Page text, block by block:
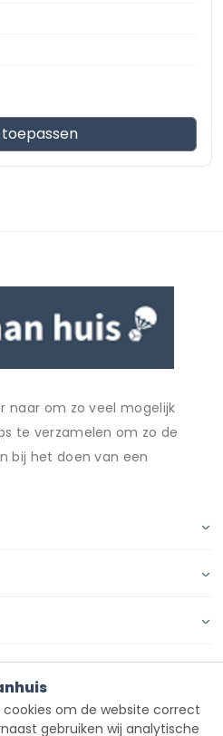
naar om zo veel mogelijk
te verzamelen om zo de
bij het doen van een
cookies om de website correct
gebruiken wij analytische